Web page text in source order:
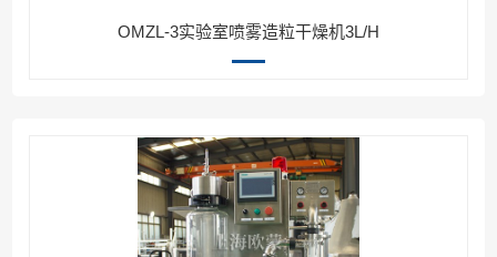
OMZL-3实验室喷雾造粒干燥机3L/H